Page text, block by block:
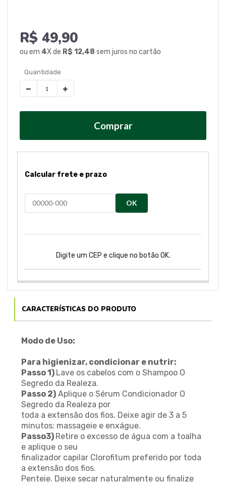
R$ 49,90
ou em 4X de R$ 12,48 sem juros no cartão
Comprar
Calcular frete e prazo
OK
Digite um CEP e clique no botão OK.
CARACTERÍSTICAS DO PRODUTO
Modo de Uso:
Para higienizar, condicionar e nutrir:
Passo 1) Lave os cabelos com o Shampoo O
Segredo da Realeza.
Passo 2) Aplique o Sérum Condicionador O
Segredo da Realeza por
toda a extensão dos fios. Deixe agir de 3 a 5
minutos; massageie e enxágue.
Passo3) Retire o excesso de água com a toalha
e aplique o seu
finalizador capilar Clorofitum preferido por toda
a extensão dos fios.
Penteie. Deixe secar naturalmente ou finalize